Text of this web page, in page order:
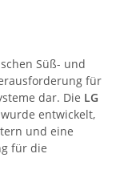
Süß- und
für
dar. Die LG
entwickelt,
und eine
für die